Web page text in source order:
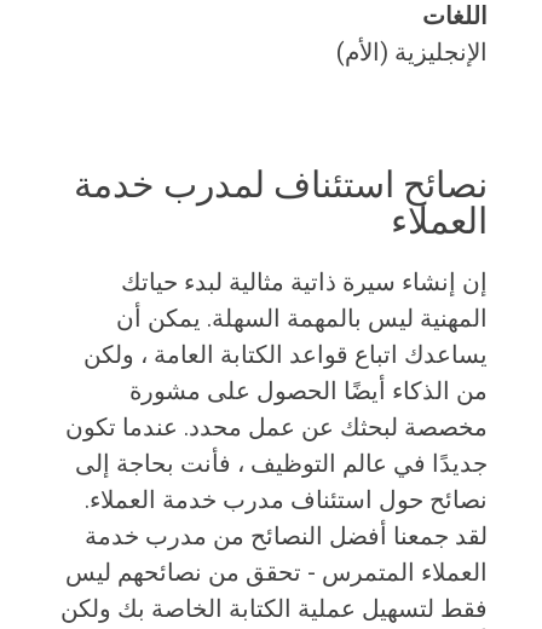
اللغات
الإنجليزية (الأم)
نصائح استئناف لمدرب خدمة
العملاء
إن إنشاء سيرة ذاتية مثالية لبدء حياتك
المهنية ليس بالمهمة السهلة. يمكن أن
يساعدك اتباع قواعد الكتابة العامة ، ولكن
من الذكاء أيضًا الحصول على مشورة
مخصصة لبحثك عن عمل محدد. عندما تكون
جديدًا في عالم التوظيف ، فأنت بحاجة إلى
نصائح حول استئناف مدرب خدمة العملاء.
لقد جمعنا أفضل النصائح من مدرب خدمة
العملاء المتمرس - تحقق من نصائحهم ليس
فقط لتسهيل عملية الكتابة الخاصة بك ولكن